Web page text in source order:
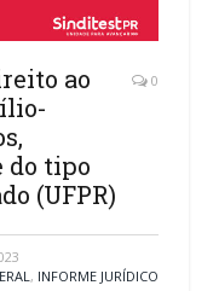
ao
do tipo
(UFPR)
0
, INFORME JURÍDICO